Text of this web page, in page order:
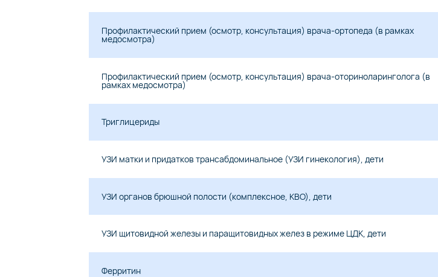
Профилактический прием (осмотр, консультация) врача-ортопеда (в рамках
медосмотра)
Профилактический прием (осмотр, консультация) врача-оториноларинголога (в
рамках медосмотра)
Триглицериды
УЗИ матки и придатков трансабдоминальное (УЗИ гинекология), дети
УЗИ органов брюшной полости (комплексное, КВО), дети
УЗИ щитовидной железы и паращитовидных желез в режиме ЦДК, дети
Ферритин